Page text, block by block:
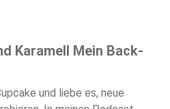
Mein Back-
und liebe es, neue